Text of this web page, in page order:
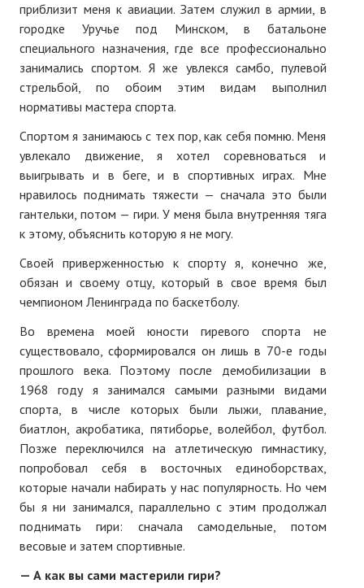
№ 3
№ 4
№ 5
№ 6
№ 8
КНИГИ
Список наших книг
Страница поиска
Е. Богатырев «Повесть об олимпийском характере»
В. Щагин «Мяч и время»
ПОДПИСКА
Наложенный платеж
Подписка 2026
Подписка онлайн на печатную версию
ТАКОВА СПОРТИВНАЯ ЖИЗНЬ
приблизит меня к авиации. Затем служил в армии, в
городке Уручье под Минском, в батальоне
специального назначения, где все профессионально
занимались спортом. Я же увлекся самбо, пулевой
стрельбой, по обоим этим видам выполнил
нормативы мастера спорта.
Спортом я занимаюсь с тех пор, как себя помню. Меня
увлекало движение, я хотел соревноваться и
выигрывать и в беге, и в спортивных играх. Мне
нравилось поднимать тяжести — сначала это были
гантельки, потом — гири. У меня была внутренняя тяга
к этому, объяснить которую я не могу.
Своей приверженностью к спорту я, конечно же,
обязан и своему отцу, который в свое время был
чемпионом Ленинграда по баскетболу.
Во времена моей юности гиревого спорта не
существовало, сформировался он лишь в 70-е годы
прошлого века. Поэтому после демобилизации в
1968 году я занимался самыми разными видами
спорта, в числе которых были лыжи, плавание,
биатлон, акробатика, пятиборье, волейбол, футбол.
Позже переключился на атлетическую гимнастику,
попробовал себя в восточных единоборствах,
которые начали набирать у нас популярность. Но чем
бы я ни занимался, параллельно с этим продолжал
поднимать гири: сначала самодельные, потом
весовые и затем спортивные.
— А как вы сами мастерили гири?